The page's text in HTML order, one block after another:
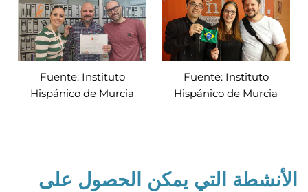
Fuente: Instituto
Hispánico de Murcia
Fuente: Instituto
Hispánico de Murcia
الأنشطة التي يمكن الحصول على